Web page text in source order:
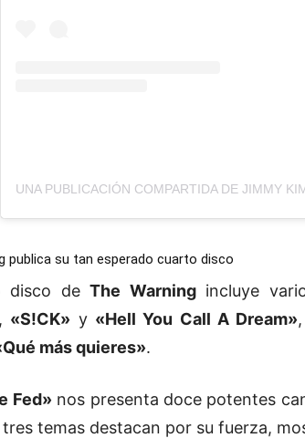
publica su tan esperado cuarto disco
disco de The Warningincluye
, «S!CK» y «Hell You Call A Dream»
más quieres».
Fed»nos presenta doce potentes
temas destacan por su fuerza,